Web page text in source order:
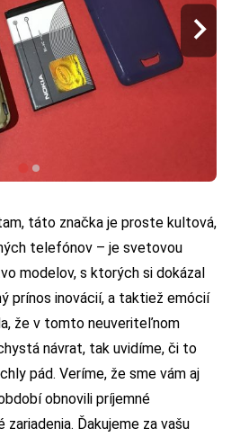
táto značka je proste kultová,
telefónov – je svetovou
modelov, s ktorých si dokázal
prínos inovácií, a taktiež emócií
že v tomto neuveriteľnom
návrat, tak uvidíme, či to
pád. Veríme, že sme vám aj
obnovili príjemné
Ďakujeme za vašu